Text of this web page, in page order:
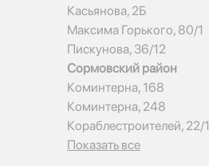
Касьянова, 2Б
Максима Горького, 80/1
Пискунова, 36/12
Сормовский район
Коминтерна, 168
Коминтерна, 248
Кораблестроителей, 22/1
Показать все